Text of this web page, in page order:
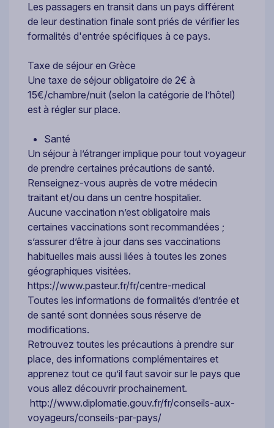
Les passagers en transit dans un pays différent
de leur destination finale sont priés de vérifier les
formalités d'entrée spécifiques à ce pays.
Taxe de séjour en Grèce
Une taxe de séjour obligatoire de 2€ à
15€/chambre/nuit (selon la catégorie de l’hôtel)
est à régler sur place.
Santé
Un séjour à l’étranger implique pour tout voyageur
de prendre certaines précautions de santé.
Renseignez-vous auprès de votre médecin
traitant et/ou dans un centre hospitalier.
Aucune vaccination n’est obligatoire mais
certaines vaccinations sont recommandées ;
s’assurer d’être à jour dans ses vaccinations
habituelles mais aussi liées à toutes les zones
géographiques visitées.
https://www.pasteur.fr/fr/centre-medical
Toutes les informations de formalités d’entrée et
de santé sont données sous réserve de
modifications.
Retrouvez toutes les précautions à prendre sur
place, des informations complémentaires et
apprenez tout ce qu’il faut savoir sur le pays que
vous allez découvrir prochainement.
http://www.diplomatie.gouv.fr/fr/conseils-aux-
voyageurs/conseils-par-pays/